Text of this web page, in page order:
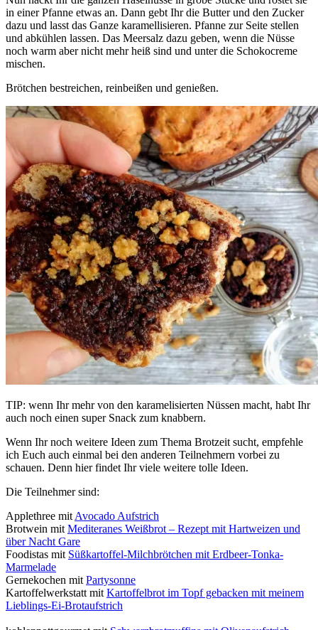
in einer Pfanne etwas an. Dann gebt Ihr die Butter und den Zucker
dazu und lasst das Ganze karamellisieren. Pfanne zur Seite stellen
und abkühlen lassen. Das Meersalz dazu geben, wenn die Nüsse
noch warm aber nicht mehr heiß sind und unter die Schokocreme
mischen.
Brötchen bestreichen, reinbeißen und genießen.
TIP: wenn Ihr mehr von den karamelisierten Nüssen macht, habt Ihr
auch noch einen super Snack zum knabbern.
Wenn Ihr noch weitere Ideen zum Thema Brotzeit sucht, empfehle
ich Euch auch einmal bei den anderen Teilnehmern vorbei zu
schauen. Denn hier findet Ihr viele weitere tolle Ideen.
Die Teilnehmer sind:
Applethree mit Avocado Aufstrich
Brotwein mit Mediteranes Weißbrot – Rezept mit Hartweizen und
über Nacht Gare
Foodistas mit Süßkartoffel-Milchbrötchen mit Erdbeer-Tonka-
Marmelade
Gernekochen mit Partysonne
Kartoffelwerkstatt mit Kartoffelbrot im Topf gebacken mit meinem
Lieblings-Ei-Brotaufstrich